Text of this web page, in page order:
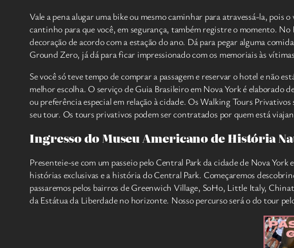
Vale a pena alugar uma bike ou mesmo caminhar para atravessá-la,
cantinho para que você, em segurança, também registre o momento.
decoração de acordo com a estação do ano. Dá para pegar alguma
Ground Zero, já dá para ficar impressionado com os memoriais às
Se você só teve tempo de comprar a passagem e reservar o hotel e não
melhor escolha. O serviço de Guia Brasileiro em Nova York é elaborado
ou preferência especial em relação à cidade. Os Walking Tours
seu tour. Os tours privativos podem ser contratados por quem está
Ingresso do Museu Americano de História
Presenteie-se com um passeio pelo Central Park da cidade de Nova
histórias exclusivas e a história do Central Park. Começaremos
passaremos pelos bairros de Greenwich Village, SoHo, Little Italy,
da Estátua da Liberdade no horizonte. Nosso percurso será o do tour